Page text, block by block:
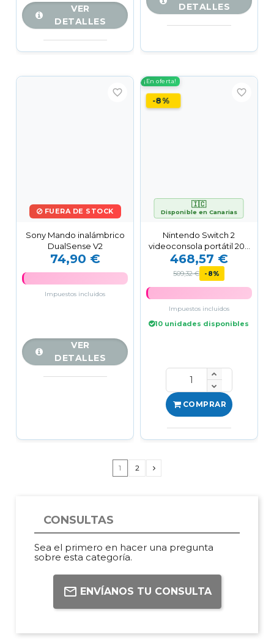
VER
DETALLES
DETALLES
FUERA DE STOCK
favorite_border
Sony Mando inalámbrico
DualSense V2
74,90 €
Impuestos incluidos
VER
DETALLES
¡En oferta!
-8%
🇮🇨
Disponible en Canarias
favorite_border
Nintendo Switch 2
videoconsola portátil 20,1
cm (7.9") 256 GB...
468,57 €
509,32 € -8%
Impuestos incluidos
10 unidades disponibles
COMPRAR
1 2
CONSULTAS
Sea el primero en hacer una pregunta
sobre esta categoría.
ENVÍANOS TU CONSULTA